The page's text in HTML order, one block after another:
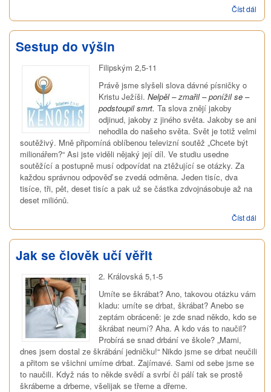
Číst dál
úhel
Sestup do výšin
Filipským 2,5-11
Právě jsme slyšeli slova dávné písničky o
Kristu Ježíši. Nelpěl – zmařil – ponížil se –
podstoupil smrt. Ta slova znějí jakoby
odjinud, jakoby z jiného světa. Jakoby se ani
nehodila do našeho světa. Svět je totiž velmi
soutěživý. Mně připomíná oblíbenou televizní soutěž „Chcete být
milionářem?“ Asi jste viděli nějaký její díl. Ve studiu usedne
soutěžící a postupně musí odpovídat na ztěžující se otázky. Za
každou správnou odpověď se zvedá odměna. Jeden tisíc, dva
tisíce, tři, pět, deset tisíc a pak už se částka zdvojnásobuje až na
deset miliónů.
Číst dál
do
Jak se člověk učí věřit
2. Královská 5,1-5
Umíte se škrábat? Ano, takovou otázku vám
kladu: umíte se drbat, škrábat? Anebo se
zeptám obráceně: je zde snad někdo, kdo se
škrábat neumí? Aha. A kdo vás to naučil?
Probírá se snad drbání ve škole? „Mami,
dnes jsem dostal ze škrábání jedničku!“ Nikdo jsme se drbat neučili
a přitom se všichni umíme drbat. Zajímavé. Sami od sebe jsme se
to naučili. Když nás to někde svědí a svrbí či pálí tak se prostě
škrábeme a drbeme, všelijak se třeme a dřeme.